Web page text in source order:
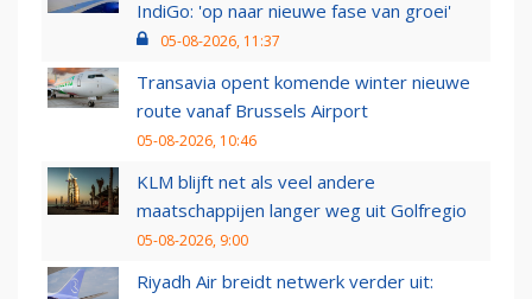
IndiGo: 'op naar nieuwe fase van groei'
05-08-2026, 11:37
Transavia opent komende winter nieuwe
route vanaf Brussels Airport
05-08-2026, 10:46
KLM blijft net als veel andere
maatschappijen langer weg uit Golfregio
05-08-2026, 9:00
Riyadh Air breidt netwerk verder uit: